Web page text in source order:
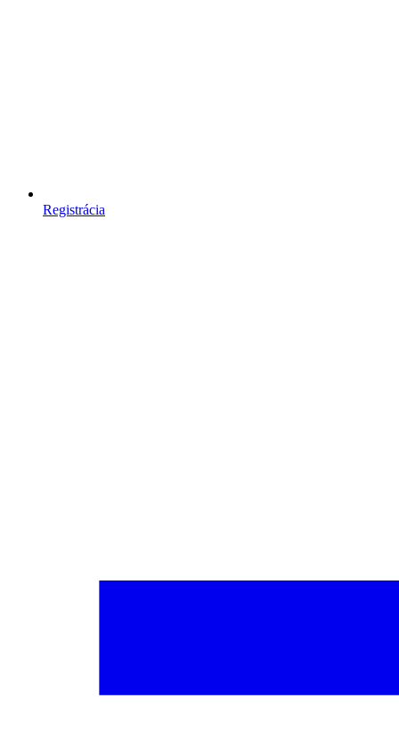
Registrácia